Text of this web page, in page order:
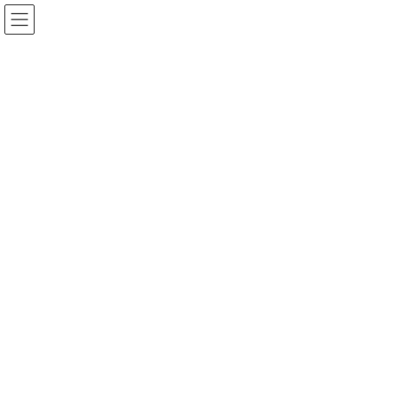
コ
ン
ナ
ビチャレンジ雇用